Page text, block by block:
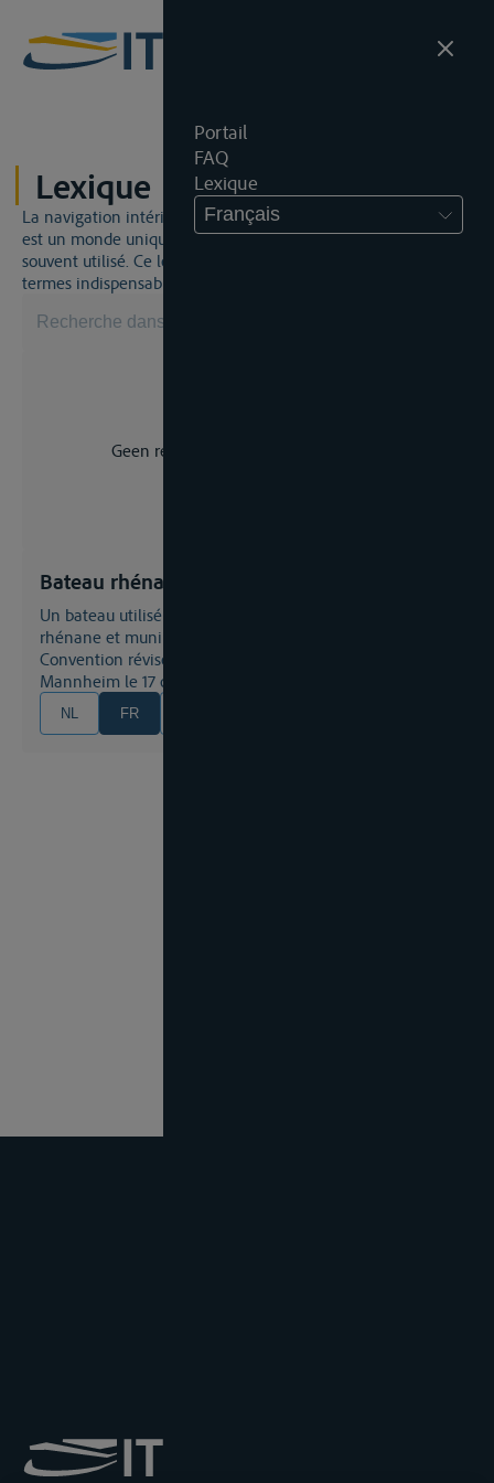
Portail
FAQ
Lexique
Français
Lexique
La navigation intérieure et du droit de la navigation intérieure
est un monde unique. Cela signifie qu'un jargon spécifique est
souvent utilisé. Ce lexique vous aidera à maîtriser certains
termes indispensables.
Geen resultaat voor uw zoekopdracht.
Bateau rhénane
Un bateau utilisé commercialement à la navigation
rhénane et muni du certificat prévu à l’article 22 de la
Convention révisée pour la navigation du Rhin, signée à
Mannheim le 17 octobre 1868
NL FR